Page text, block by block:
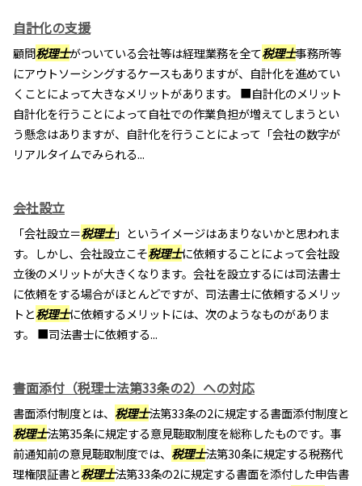
自計化の支援
顧問税理士がついている会社等は経理業務を全て税理士事務所等
にアウトソーシングするケースもありますが、自計化を進めてい
くことによって大きなメリットがあります。 ■自計化のメリット
自計化を行うことによって自社での作業負担が増えてしまうとい
う懸念はありますが、自計化を行うことによって「会社の数字が
リアルタイムでみられる...
会社設立
「会社設立＝税理士」というイメージはあまりないかと思われま
す。しかし、会社設立こそ税理士に依頼することによって会社設
立後のメリットが大きくなります。会社を設立するには司法書士
に依頼をする場合がほとんどですが、司法書士に依頼するメリッ
トと税理士に依頼するメリットには、次のようなものがありま
す。 ■司法書士に依頼する...
書面添付（税理士法第33条の2）への対応
書面添付制度とは、 税理士法第33条の2に規定する書面添付制度と
税理士法第35条に規定する意見聴取制度を総称したものです。事
前通知前の意見聴取制度では、 税理士法第30条に規定する税務代
理権限証書と税理士法第33条の2に規定する書面を添付した申告書